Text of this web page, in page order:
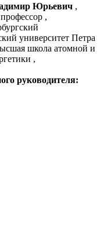
Юрьевич ,
,
университет Петра
школа атомной и
,
руководителя: